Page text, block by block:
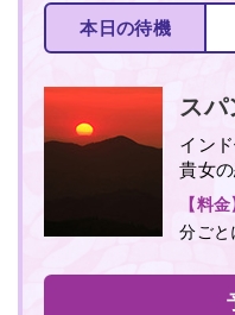
本日の待機
スパ
イン
貴女
【料金
分ごと